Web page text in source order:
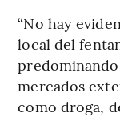
“No hay
local del
mercados
como droga,